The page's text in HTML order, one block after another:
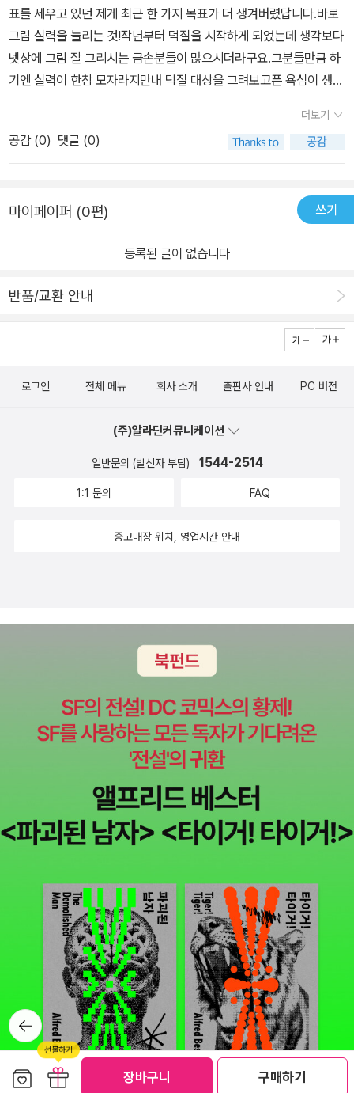
장바구니 구매하기
표를 세우고 있던 제게 최근 한 가지 목표가 더 생겨버렸답니다.바로
그림 실력을 늘리는 것!작년부터 덕질을 시작하게 되었는데 생각보다
넷상에 그림 잘 그리시는 금손분들이 많으시더라구요.그분들만큼 하
기엔 실력이 한참 모자라지만내 덕질 대상을 그려보고픈 욕심이 생겼
리는 법』이라는 책을 알게 되어 반가운 마음으로 읽어보게 되었습니
다.이 책에는 일러스트를 그릴 때 사용하는아이디어 60가지가 소개
되어 있었어요.크게는 얼굴과 몸, 모티브, 컬러, 구도, 연출,이렇게 다
잡거나볼에 가져다 대는 등의 손 동작,표정이나 성격을 나타내는 눈
며 배워볼 수 있었고캐릭터 성격별로 어울리는 눈썹, 눈, 입술 등에 대
안 좋은 예(BAD)와 좋은 예(GOOD)를 그림으로 직접 비교해볼 수
겠지만,초보인 제가 보기에는 GOOD 쪽이 훨씬 마음에 들었달까.의
이 필요할 것 같아요.그리고 오른쪽 맨 아래를 보면 함께 사용하면 좋
보기좀더 편리하다고 느낀 부분이었습니다.저의 경우 채색을 꼼꼼히
하려는 경향이 있어서왼쪽의 예시 느낌에 가깝다고 생각이 들더라구
색이 매력을 해방한다.'이 말을 꼭 기억해두어야겠네요.ㅎㅎ다양한 예
수 있었던도서 『끌리는 인물 일러스트 그리는 법』.그림에 대해 제대
를 읽고 솔직하게 작성되었습니다.
더보기
공감 (0) 댓글 (0)
마이페이퍼 (0편) 쓰기
등록된 글이 없습니다
반품/교환 안내
뒤로가
기
로그인 전체 메뉴 회사 소개 출판사 안내 PC 버전
(주)알라딘커뮤니케이션
일반문의 (발신자 부담) 1544-2514
1:1 문의 FAQ
중고매장 위치, 영업시간 안내